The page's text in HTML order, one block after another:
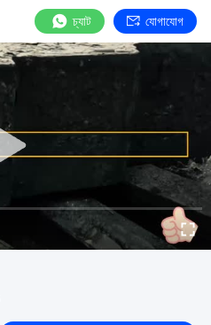
চ্যাট যোগাযোগ